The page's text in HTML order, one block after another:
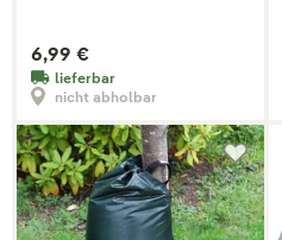
6,99 €
lieferbar
nicht abholbar